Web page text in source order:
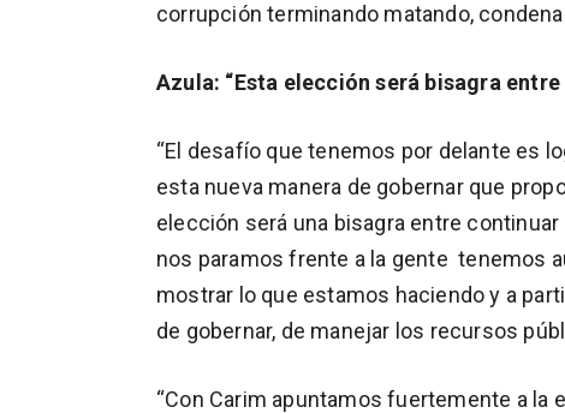
corrupción terminando matando,
Azula: “Esta elección será bisagra
“El desafío que tenemos por delante es
esta nueva manera de gobernar que
elección será una bisagra entre
nos paramos frente a la gente tenemos
mostrar lo que estamos haciendo y a
de gobernar, de manejar los recursos
“Con Carim apuntamos fuertemente a la